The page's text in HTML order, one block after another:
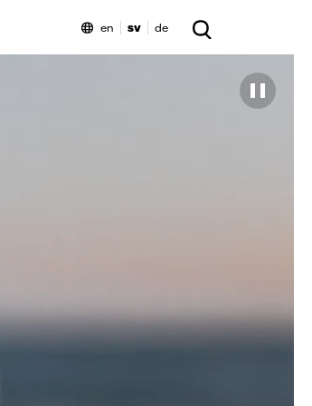
en sv de